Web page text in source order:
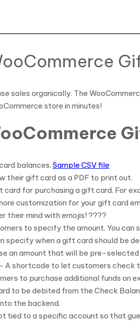
sales organically. The
store in minutes!
balances. Sample CSV file
their gift card as a PDF to print out.
for purchasing a gift card. For
customization for your gift card
their mind with emojis! ????
to specify the amount. You can
specify when a gift card should be
an amount that will be pre-
A shortcode to let customers check
to purchase additional funds on
to be debited from the Check
the backend.
tied to a specific account so that